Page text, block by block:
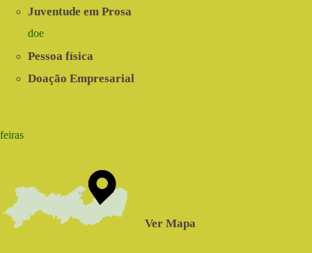
Juventude em Prosa
doe
Pessoa física
Doação Empresarial
feiras
Ver Mapa